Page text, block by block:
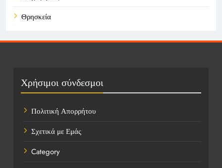
Θρησκεία
Πολιτική
Υγεία
Ψυχαγωγία
Χρήσιμοι σύνδεσμοι
Πολιτική Απορρήτου
Σχετικά με Εμάς
Category